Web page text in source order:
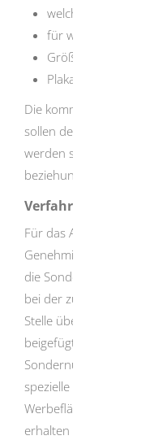
welche Institutionen
für welche Anlässe
Größe und Anzahl der
Plakatierungsorte und
Die kommunalen
sollen den Bedürfnissen
werden sowie das Stadt-
beziehungsweise
Verfahrensablauf
Für das Anbringen von
Genehmigung
die
bei der zuständigen
Stelle überprüft die
beigefügt haben. Bei
spezielle Standorte.
Werbeflächen dürfen Sie
erhalten Sie einen